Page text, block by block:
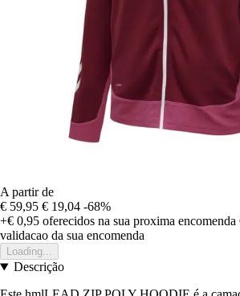
A partir de
€ 59,95 € 19,04 -68%
+€ 0,95 oferecidos na sua proxima encomenda
validacao da sua encomenda
Loading...
Descrição